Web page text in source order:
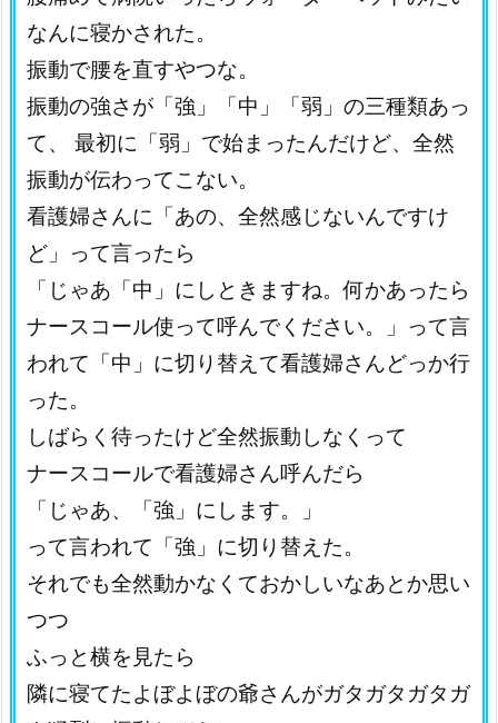
なんに寝かされた。
振動で腰を直すやつな。
振動の強さが「強」「中」「弱」の三種類あっ
て、 最初に「弱」で始まったんだけど、全然
振動が伝わってこない。
看護婦さんに「あの、全然感じないんですけ
ど」って言ったら
「じゃあ「中」にしときますね。何かあったら
ナースコール使って呼んでください。」って言
われて「中」に切り替えて看護婦さんどっか行
った。
しばらく待ったけど全然振動しなくって
ナースコールで看護婦さん呼んだら
「じゃあ、「強」にします。」
って言われて「強」に切り替えた。
それでも全然動かなくておかしいなあとか思い
つつ
ふっと横を見たら
隣に寝てたよぼよぼの爺さんがガタガタガタガ